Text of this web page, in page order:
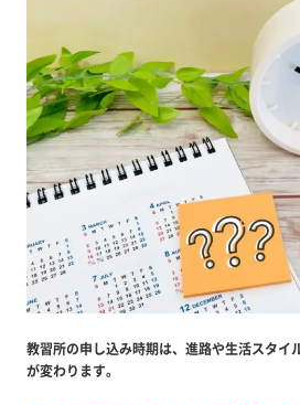
教習所の申し込み時期は、進路や生活スタイ
が変わります。